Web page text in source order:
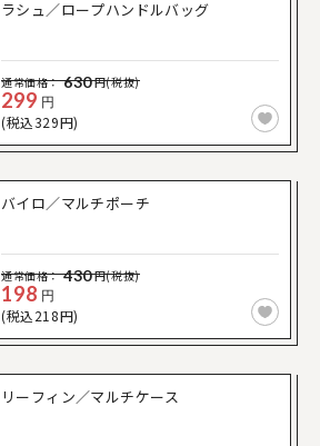
ラシュ／ロープハンドルバッグ
通常価格： 630円(税抜)
299 円
(税込329円)
バイロ／マルチポーチ
通常価格： 430円(税抜)
198 円
(税込218円)
リーフィン／マルチケース